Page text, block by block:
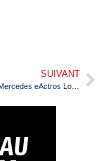
SUIVANT
Salon IAA : le Mercedes eActros LongHaul prix de l’Innovation 2023